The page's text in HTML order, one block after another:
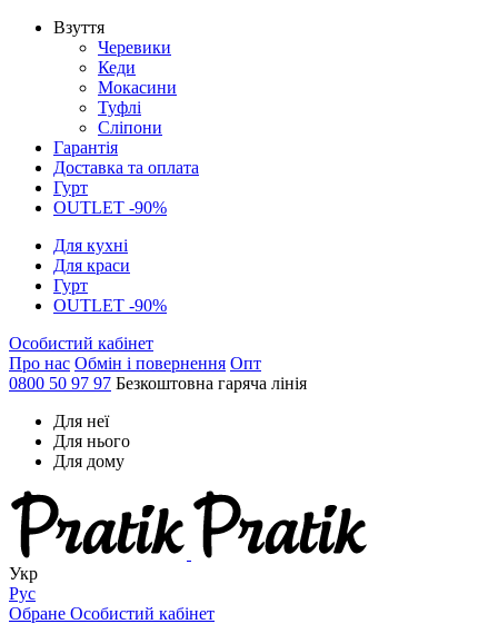
Взуття
Черевики
Кеди
Мокасини
Туфлі
Сліпони
Гарантія
Доставка та оплата
Гурт
OUTLET -90%
Для кухні
Для краси
Гурт
OUTLET -90%
Особистий кабінет
Про нас Обмін і повернення Опт
0800 50 97 97 Безкоштовна гаряча лінія
Для неї
Для нього
Для дому
Укр
Рус
Обране Особистий кабінет